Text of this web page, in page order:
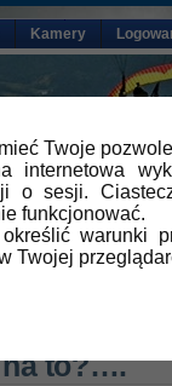
Twoje
internetowa
o sesji.
funkcjonować.
określić warunki
Twojej
Kamery
na to?….